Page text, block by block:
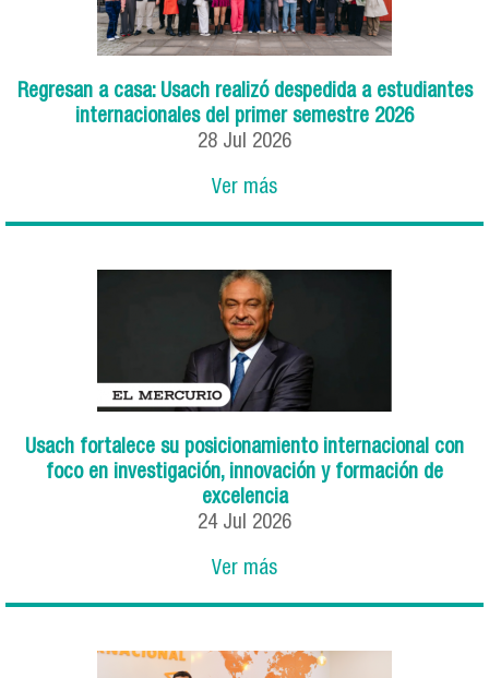
Regresan a casa: Usach realizó despedida a estudiantes
internacionales del primer semestre 2026
28 Jul 2026
Ver más
Usach fortalece su posicionamiento internacional con
foco en investigación, innovación y formación de
excelencia
24 Jul 2026
Ver más